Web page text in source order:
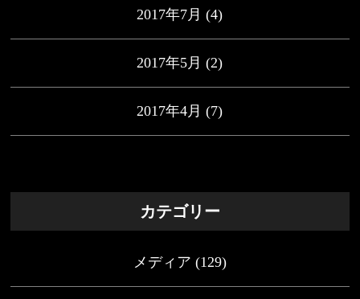
2017年7月 (4)
2017年5月 (2)
2017年4月 (7)
カテゴリー
メディア (129)